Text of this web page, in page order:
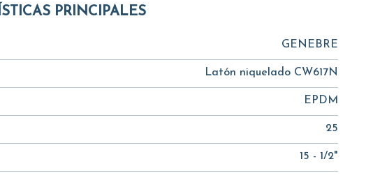
PRINCIPALES
GENEBRE
Latón niquelado CW617N
EPDM
25
15 - 1/2"